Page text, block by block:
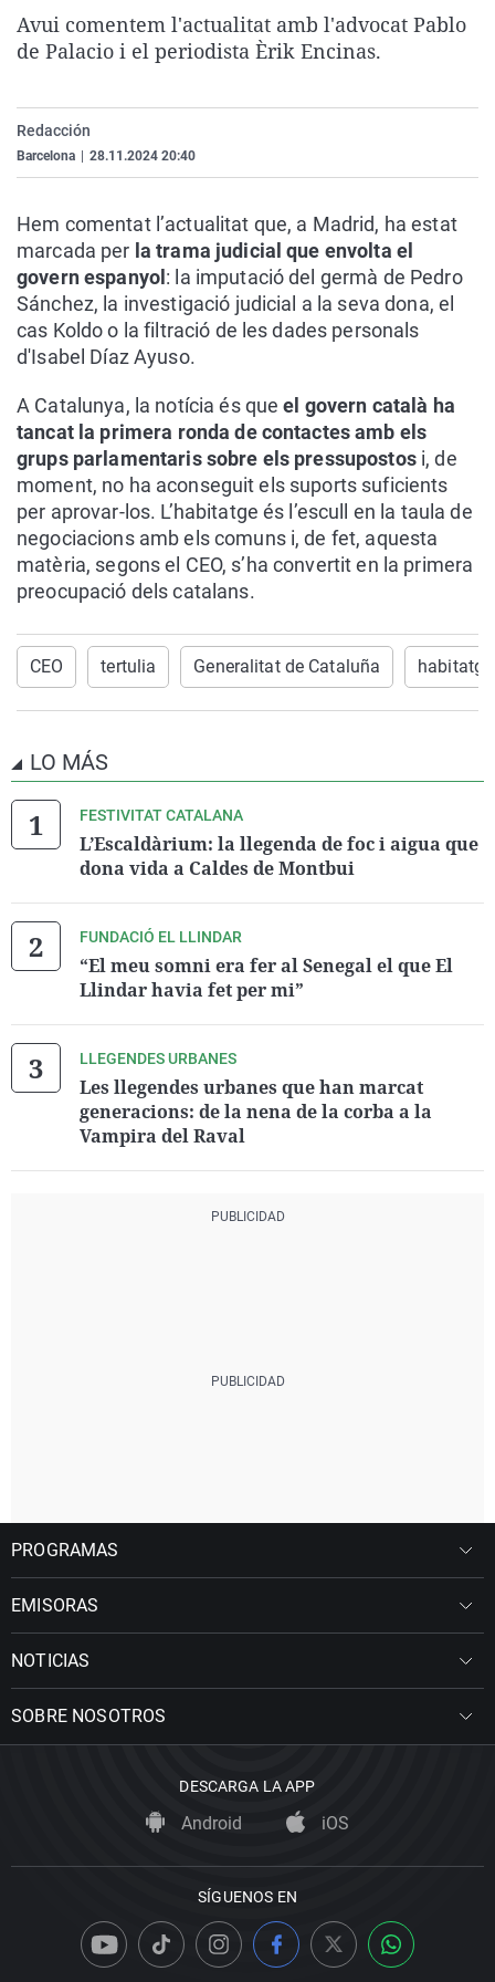
La rosa de los vientos
Gente viajera
Caso
Retornados
Extremadura
Galicia
País Vasco
Virales
Televisión
Avui comentem l'actualitat amb l'advocat Pablo
de Palacio i el periodista Èrik Encinas.
Redacción
Barcelona 28.11.2024 20:40
Hem comentat l’actualitat que, a Madrid, ha estat
marcada per la trama judicial que envolta el
govern espanyol : la imputació del germà de Pedro
Sánchez, la investigació judicial a la seva dona, el
cas Koldo o la filtració de les dades personals
d'Isabel Díaz Ayuso.
A Catalunya, la notícia és queel govern català ha
tancat la primera ronda de contactes amb els
grups parlamentaris sobre els pressupostosi, de
moment, no ha aconseguit els suports suficients
per aprovar-los. L’habitatge és l’escull en la taula de
negociacions amb els comuns i, de fet, aquesta
matèria, segons el CEO, s’ha convertit en la primera
preocupació dels catalans.
CEO tertulia Generalitat de Cataluña habitatge
LO MÁS
FESTIVITAT CATALANA
L’Escaldàrium: la llegenda de foc i aigua que
dona vida a Caldes de Montbui
FUNDACIÓ EL LLINDAR
“El meu somni era fer al Senegal el que El
Llindar havia fet per mi”
LLEGENDES URBANES
Les llegendes urbanes que han marcat
generacions: de la nena de la corba a la
Vampira del Raval
PROGRAMAS
EMISORAS
NOTICIAS
SOBRE NOSOTROS
DESCARGA LA APP
Android iOS
SÍGUENOS EN